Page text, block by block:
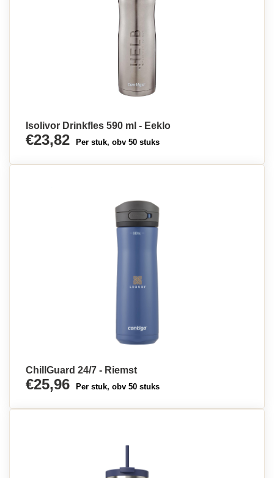
Isolivor Drinkfles 590 ml - Eeklo
€23,82 Per stuk, obv 50 stuks
ChillGuard 24/7 - Riemst
€25,96 Per stuk, obv 50 stuks